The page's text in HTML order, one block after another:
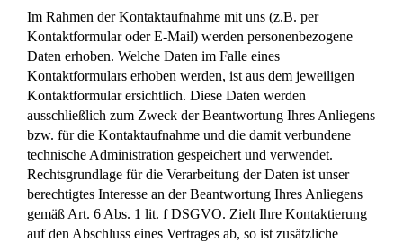
Im Rahmen der Kontaktaufnahme mit uns (z.B. per
Kontaktformular oder E-Mail) werden personenbezogene
Daten erhoben. Welche Daten im Falle eines
Kontaktformulars erhoben werden, ist aus dem jeweiligen
Kontaktformular ersichtlich. Diese Daten werden
ausschließlich zum Zweck der Beantwortung Ihres Anliegens
bzw. für die Kontaktaufnahme und die damit verbundene
technische Administration gespeichert und verwendet.
Rechtsgrundlage für die Verarbeitung der Daten ist unser
berechtigtes Interesse an der Beantwortung Ihres Anliegens
gemäß Art. 6 Abs. 1 lit. f DSGVO. Zielt Ihre Kontaktierung
auf den Abschluss eines Vertrages ab, so ist zusätzliche